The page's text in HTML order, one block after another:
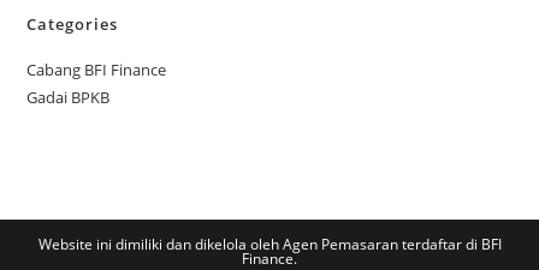
Categories
Cabang BFI Finance
Gadai BPKB
Website ini dimiliki dan dikelola oleh Agen Pemasaran terdaftar di BFI
Finance.